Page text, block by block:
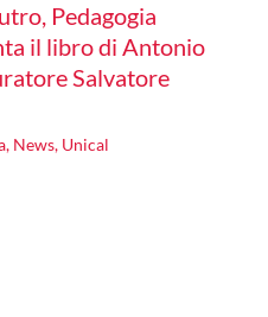
Pedagogia
il libro di Antonio
Salvatore
, News, Unical